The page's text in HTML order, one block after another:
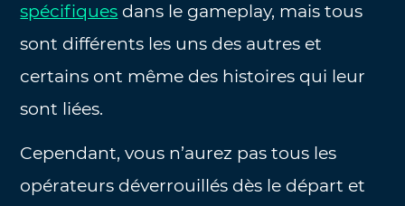
spécifiques dans le gameplay, mais tous
sont différents les uns des autres et
certains ont même des histoires qui leur
sont liées.
Cependant, vous n’aurez pas tous les
opérateurs déverrouillés dès le départ et